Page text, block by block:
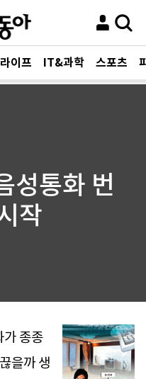
이프 IT&과학 스포츠
성통화 번
작
종종
을까 생